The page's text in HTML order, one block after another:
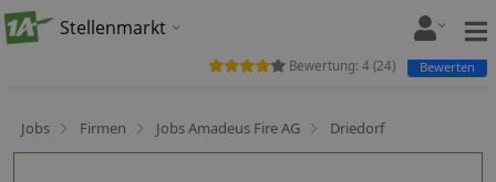
Stellenmarkt
Jobs Firmen Jobs Amadeus Fire AG Driedorf
Bewertung: 4 (24) Bewerten